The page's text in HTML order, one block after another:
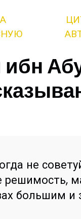
не
решимость,
большим